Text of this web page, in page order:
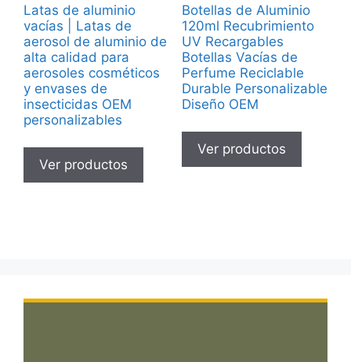
Latas de aluminio
vacías | Latas de
aerosol de aluminio de
alta calidad para
aerosoles cosméticos
y envases de
insecticidas OEM
personalizables
Ver productos
Botellas de Aluminio
120ml Recubrimiento
UV Recargables
Botellas Vacías de
Perfume Reciclable
Durable Personalizable
Diseño OEM
Ver productos